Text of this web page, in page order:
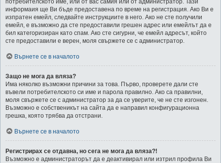
потребителското име, или от вас самия или от администратор. Тази
информаия ще Ви бъде предоставена по време на регистрация. Ако Ви е
изпратен емейл, следвайте инструкциите в него. Ако не сте получили
емейл, е възможно да сте предоставили грешен адрес или емейлът да е
бил категоризиран като спам. Ако сте сигурни, че емейл адресът, който
сте предоставили е верен, моля свържете се с администратор.
Върнете се в началото
Защо не мога да вляза?
Има няколко възможни причини за това. Първо, проверете дали сте
въвели потребителското си име и парола правилно. Ако са правилни,
моля свържете се с администратор за да се уверите, че не сте изгонен.
Възможно е собственикът на сайта да е направил конфигурационна
грешка, която трябва да отстрани.
Върнете се в началото
Регистрирах се отдавна, но сега не мога да вляза?!
Възможно е администраторът да е деактивирал или изтрил профила Ви